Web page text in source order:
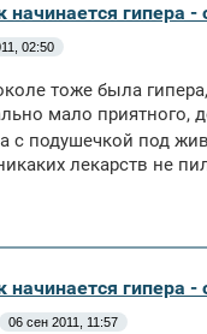
начинается
02:50
тоже была
мало приятного,
с подушечкой под
лекарств не
начинается
06 сен 2011, 11:57